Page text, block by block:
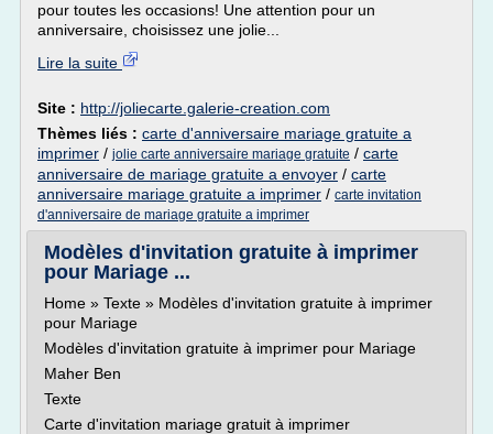
pour toutes les occasions! Une attention pour un
anniversaire, choisissez une jolie...
Lire la suite
Site : http://joliecarte.galerie-creation.com
Thèmes liés : carte d'anniversaire mariage gratuite a
imprimer / jolie carte anniversaire mariage gratuite / carte
anniversaire de mariage gratuite a envoyer / carte
anniversaire mariage gratuite a imprimer / carte invitation
d'anniversaire de mariage gratuite a imprimer
Modèles d'invitation gratuite à imprimer
pour Mariage ...
Home » Texte » Modèles d'invitation gratuite à imprimer
pour Mariage
Modèles d'invitation gratuite à imprimer pour Mariage
Maher Ben
Texte
Carte d'invitation mariage gratuit à imprimer